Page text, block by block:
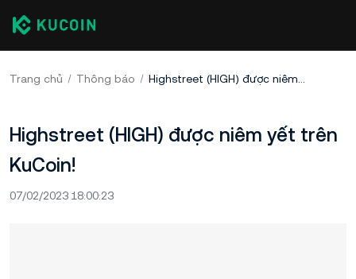
Trang chủ Thông báo Highstreet (HIGH) được niêm yết trên KuCoin!
Highstreet (HIGH) được niêm yết trên
KuCoin!
07/02/2023 18:00:23